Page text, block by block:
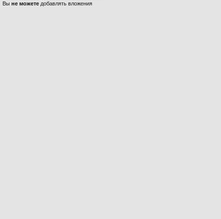
Вы не можете добавлять вложения